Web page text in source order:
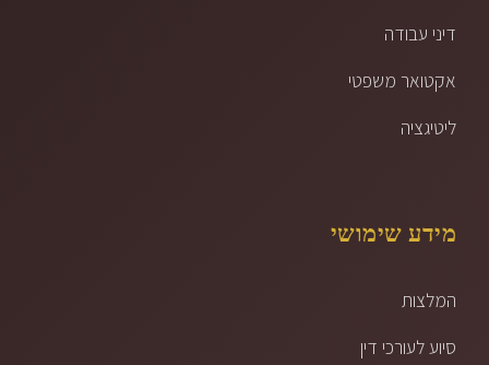
דיני עבודה
אקטואר משפטי
ליטיגציה
מידע שימושי
המלצות
סיוע לעורכי דין